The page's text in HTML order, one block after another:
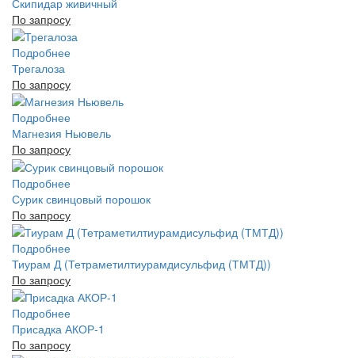
По запросу
Подробнее
Трегалоза
По запросу
Подробнее
Магнезия Ньювель
По запросу
Подробнее
Сурик свинцовый порошок
По запросу
Подробнее
Тиурам Д (Тетраметилтиурамдисульфид (ТМТД))
По запросу
Подробнее
Присадка АКОР-1
По запросу